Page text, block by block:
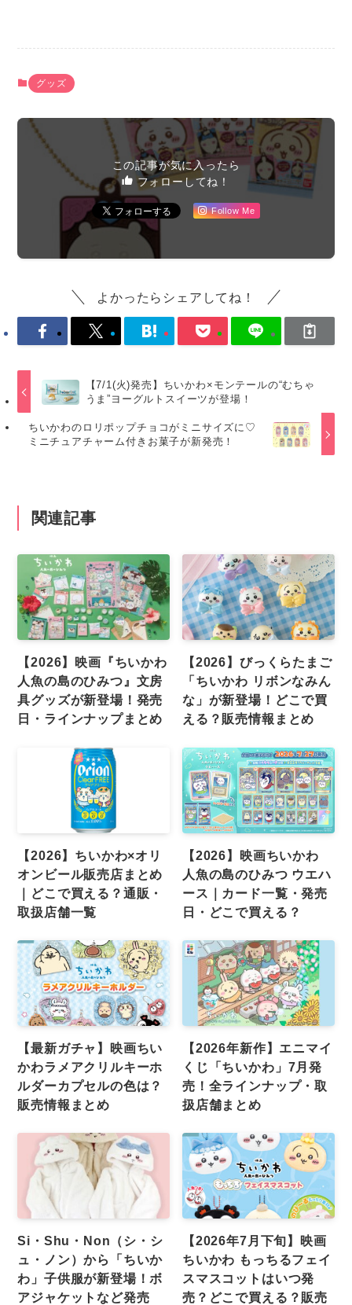
グッズ
この記事が気に入ったら
フォローしてね！
Follow Me
よかったらシェアしてね！
【7/1(火)発売】ちいかわ×モンテールの“むちゃ
うま”ヨーグルトスイーツが登場！
ちいかわのロリポップチョコがミニサイズに♡
ミニチュアチャーム付きお菓子が新発売！
関連記事
【2026】映画『ちいかわ
人魚の島のひみつ』文房
具グッズが新登場！発売
日・ラインナップまとめ
【2026】びっくらたまご
「ちいかわ リボンなみん
な」が新登場！どこで買
える？販売情報まとめ
【2026】ちいかわ×オリ
オンビール販売店まとめ
｜どこで買える？通販・
取扱店舗一覧
【2026】映画ちいかわ
人魚の島のひみつ ウエハ
ース｜カード一覧・発売
日・どこで買える？
【最新ガチャ】映画ちい
かわラメアクリルキーホ
ルダーカプセルの色は？
販売情報まとめ
【2026年新作】エニマイ
くじ「ちいかわ」7月発
売！全ラインナップ・取
扱店舗まとめ
Si・Shu・Non（シ・シ
ュ・ノン）から「ちいか
わ」子供服が新登場！ボ
アジャケットなど発売
【2026年7月下旬】映画
ちいかわ もっちるフェイ
スマスコットはいつ発
売？どこで買える？販売